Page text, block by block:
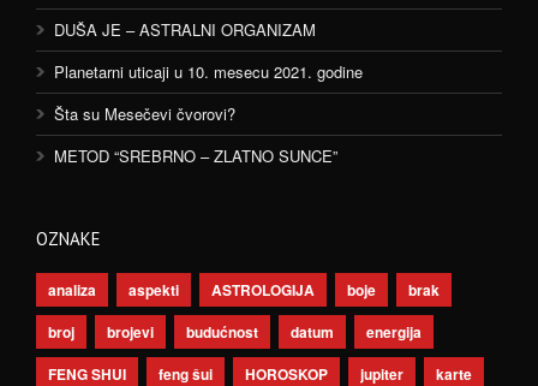
DUŠA JE – ASTRALNI ORGANIZAM
Planetarni uticaji u 10. mesecu 2021. godine
Šta su Mesečevi čvorovi?
METOD “SREBRNO – ZLATNO SUNCE”
OZNAKE
analiza aspekti ASTROLOGIJA boje
brak
broj
brojevi budućnost datum
energija
FENG SHUI
feng šui HOROSKOP jupiter
karte